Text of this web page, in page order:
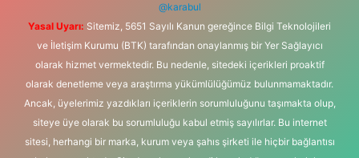
@karabul
Yasal Uyarı: Sitemiz, 5651 Sayılı Kanun gereğince Bilgi Teknolojileri
ve İletişim Kurumu (BTK) tarafından onaylanmış bir Yer Sağlayıcı
olarak hizmet vermektedir. Bu nedenle, sitedeki içerikleri proaktif
olarak denetleme veya araştırma yükümlülüğümüz bulunmamaktadır.
Ancak, üyelerimiz yazdıkları içeriklerin sorumluluğunu taşımakta olup,
siteye üye olarak bu sorumluluğu kabul etmiş sayılırlar. Bu internet
sitesi, herhangi bir marka, kurum veya şahıs şirketi ile hiçbir bağlantısı